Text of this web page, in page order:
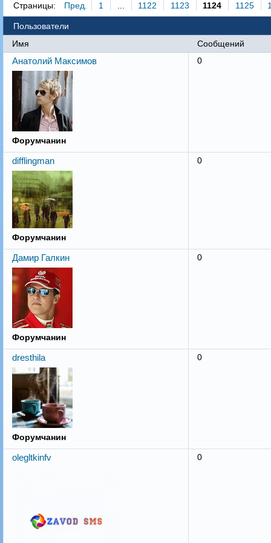
Страницы: Пред. 1 ... 1122 1123 1124 1125
Пользователи
Имя
Сообщений
Анатолий Максимов
Форумчанин
0
difflingman
Форумчанин
0
Дамир Галкин
Форумчанин
0
dresthila
Форумчанин
0
olegltkinfv 0